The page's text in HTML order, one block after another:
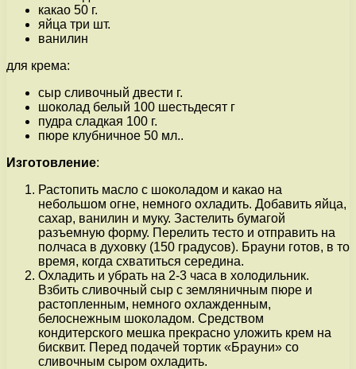
какао 50 г.
яйца три шт.
ванилин
для крема:
сыр сливочный двести г.
шоколад белый 100 шестьдесят г
пудра сладкая 100 г.
пюре клубничное 50 мл..
Изготовление:
Растопить масло с шоколадом и какао на
небольшом огне, немного охладить. Добавить яйца,
сахар, ванилин и муку. Застелить бумагой
разъемную форму. Перелить тесто и отправить на
полчаса в духовку (150 градусов). Брауни готов, в то
время, когда схватиться середина.
Охладить и убрать на 2-3 часа в холодильник.
Взбить сливочный сыр с земляничным пюре и
растопленным, немного охлажденным,
белоснежным шоколадом. Средством
кондитерского мешка прекрасно уложить крем на
бисквит. Перед подачей тортик «Брауни» со
сливочным сыром охладить.